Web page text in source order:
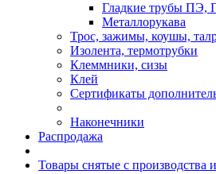
Гладкие трубы ПЭ,
Металлорукава
Трос, зажимы, коушы,
Изолента, термотрубки
Клеммники, сизы
Клей
Сертификаты
Наконечники
Распродажа
Товары снятые с производства